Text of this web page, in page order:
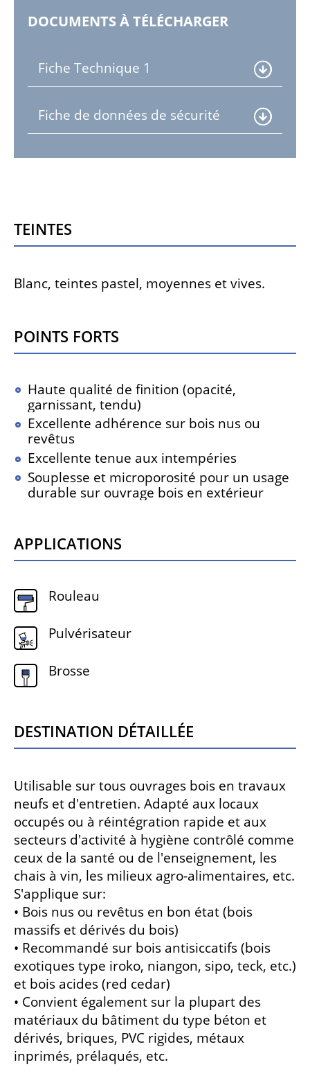
DOCUMENTS À TÉLÉCHARGER
Fiche Technique 1
Fiche de données de sécurité
Teintes
Blanc, teintes pastel, moyennes et vives.
Points forts
Haute qualité de finition (opacité,
garnissant, tendu)
Excellente adhérence sur bois nus ou
revêtus
Excellente tenue aux intempéries
Souplesse et microporosité pour un usage
durable sur ouvrage bois en extérieur
Applications
Rouleau
Pulvérisateur
Brosse
Destination détaillée
Utilisable sur tous ouvrages bois en travaux
neufs et d'entretien. Adapté aux locaux
occupés ou à réintégration rapide et aux
secteurs d'activité à hygiène contrôlé comme
ceux de la santé ou de l'enseignement, les
chais à vin, les milieux agro-alimentaires, etc.
S'applique sur:
• Bois nus ou revêtus en bon état (bois
massifs et dérivés du bois)
• Recommandé sur bois antisiccatifs (bois
exotiques type iroko, niangon, sipo, teck, etc.)
et bois acides (red cedar)
• Convient également sur la plupart des
matériaux du bâtiment du type béton et
dérivés, briques, PVC rigides, métaux
inprimés, prélaqués, etc.